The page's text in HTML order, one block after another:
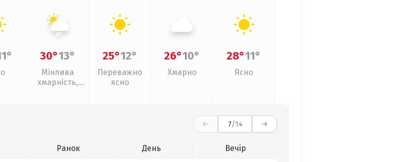
30°13°
Мінлива
хмарність,
25°12°
Переважно
ясно
26°10°
Хмарно
28°11°
Ясно
7/14
Ранок День
Вечір